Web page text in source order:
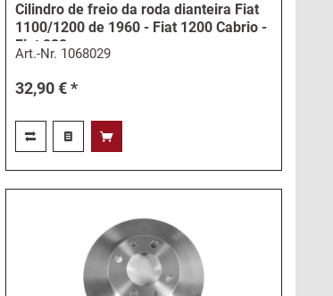
Cilindro de freio da roda dianteira Fiat
1100/1200 de 1960 - Fiat 1200 Cabrio -
Fiat 238
Art.-Nr. 1068029
32,90 € *